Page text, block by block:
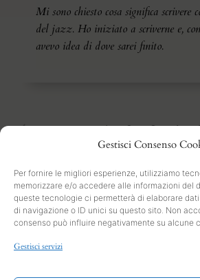
Gestisci Consenso
Per fornire le migliori esperienze, utilizziamo
memorizzare e/o accedere alle informazioni del
queste tecnologie ci permetterà di elaborare
di navigazione o ID unici su questo sito. Non
consenso può influire negativamente su alcune
Gestisci servizi
Mi sono chiesto cosa significa scrivere
del jazz. Ho iniziato a scriverne e,
avevo idea di dove sarei finito.
1 2 3 4
SEARCH